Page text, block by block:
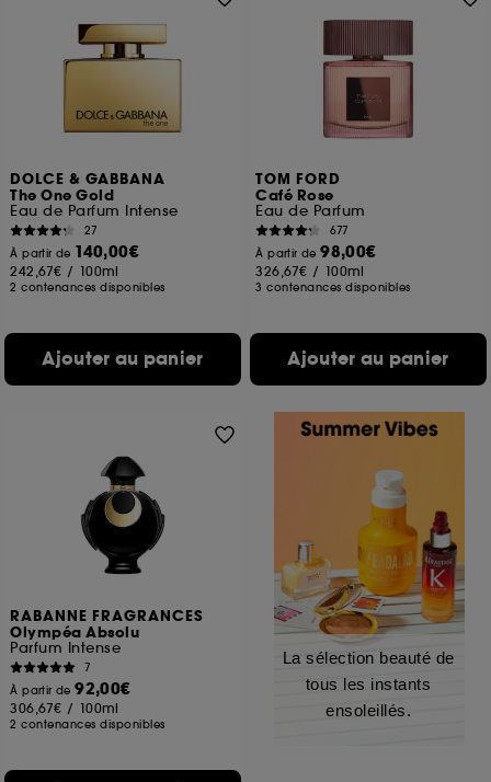
DOLCE & GABBANA
The One Gold
Eau de Parfum Intense
27
À partir de 140,00€
242,67€ / 100ml
2 contenances disponibles
Ajouter au panier
TOM FORD
Café Rose
Eau de Parfum
677
À partir de98,00€
326,67€ / 100ml
3 contenances disponibles
Ajouter au panier
RABANNE FRAGRANCES
Olympéa Absolu
Parfum Intense
7
À partir de92,00€
306,67€ / 100ml
2 contenances disponibles
La sélection beauté de
tous les instants
ensoleillés.